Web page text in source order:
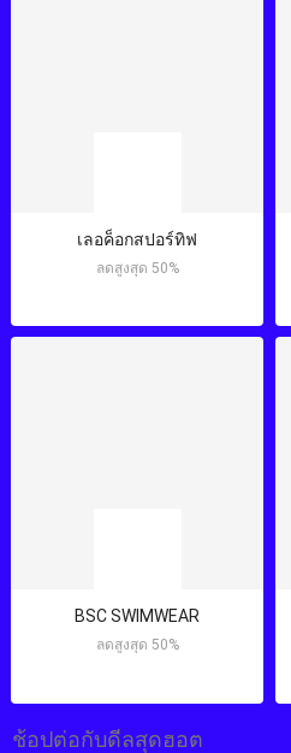
เลอค็อกสปอร์ทิฟ
ลดสูงสุด 50%
BSC SWIMWEAR
ลดสูงสุด 50%
ช้อปต่อกับดีลสุดฮอต